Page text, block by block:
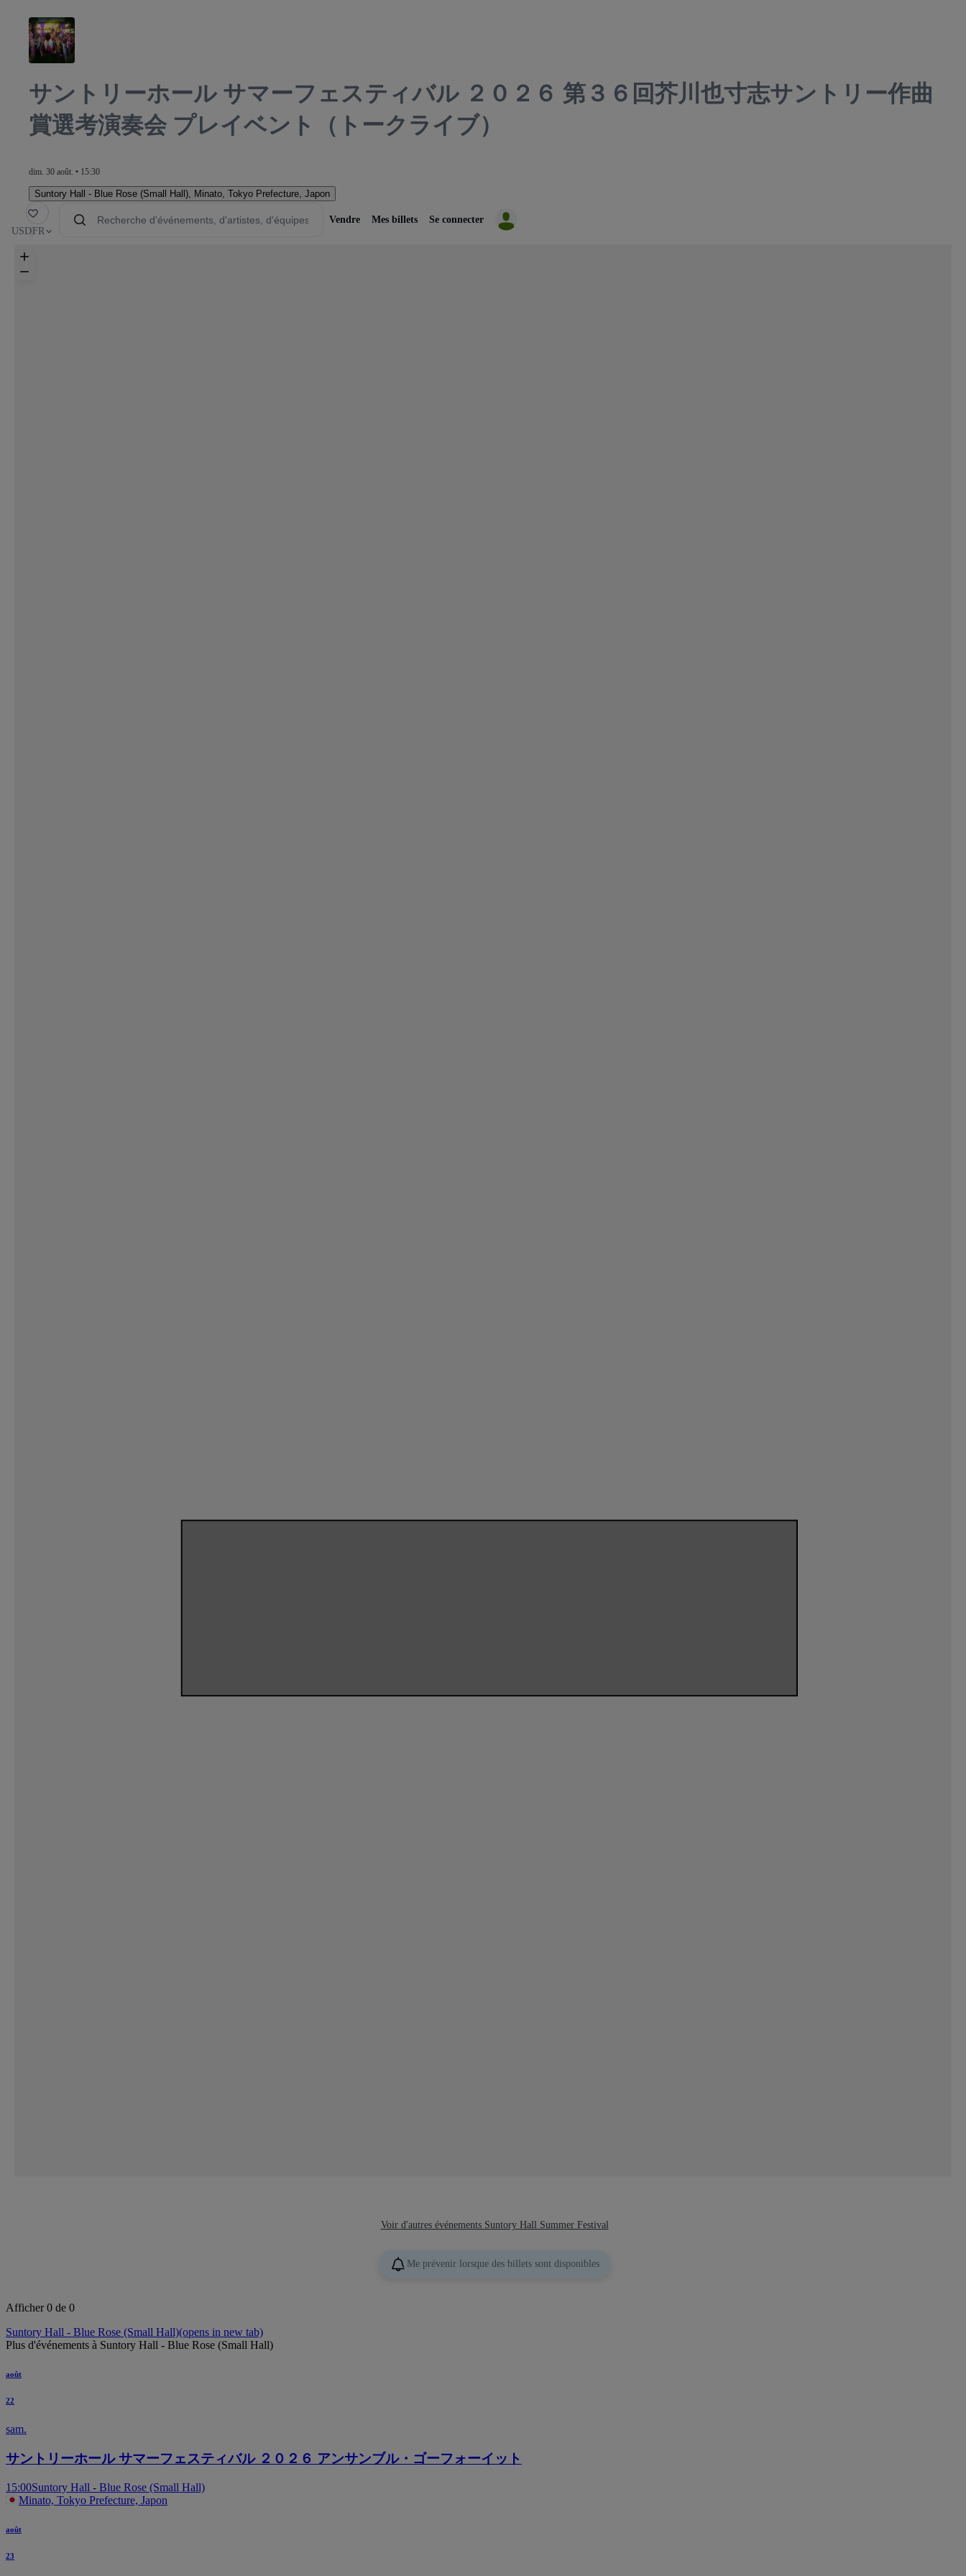
サントリーホール サマーフェスティバル ２０２６ 第３６回芥川也寸志サントリー作曲
賞選考演奏会 プレイベント（トークライブ）
dim. 30 août. • 15:30
Suntory Hall - Blue Rose (Small Hall) Minato, Tokyo Prefecture, Japon
USD FR
Vendre Mes billets Se connecter
Voir d'autres événements Suntory Hall Summer Festival
Me prévenir lorsque des billets sont disponibles
Afficher 0 de 0
Suntory Hall - Blue Rose (Small Hall)(opens in new tab)
Plus d'événements à Suntory Hall - Blue Rose (Small Hall)
août
22
sam.
サントリーホール サマーフェスティバル ２０２６ アンサンブル・ゴーフォーイット
15:00Suntory Hall - Blue Rose (Small Hall)
Minato, Tokyo Prefecture, Japon
août
23